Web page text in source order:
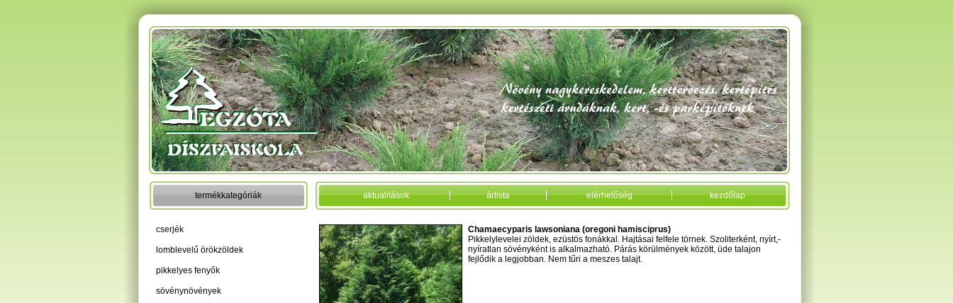
termékkategóriák
cserjék
lomblevelű örökzöldek
pikkelyes fenyők
sövénynövények
aktualitások árlista elérhetőség kezdőlap
Chamaecyparis lawsoniana (oregoni hamisciprus)
Pikkelylevelei zöldek, ezüstös fonákkal. Hajtásai felfele törnek. Szoliterként, nyírt,-
nyíratlan sövényként is alkalmazható. Párás körülmények között, üde talajon
fejlődik a legjobban. Nem tűri a meszes talajt.